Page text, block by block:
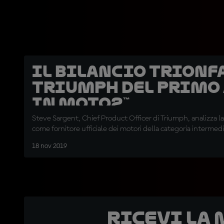
Il bilancio
Triumph del primo
in Moto2™
Steve Sargent, Chief Product Officer di Triumph, analizza
come fornitore ufficiale dei motori della categoria
18 nov 2019
Ricevi la